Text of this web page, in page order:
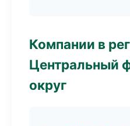
Компании в
Центральный
округ